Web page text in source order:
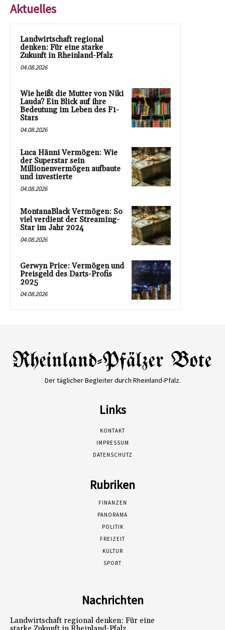
Aktuelles
Landwirtschaft regional
denken: Für eine starke
Zukunft in Rheinland-Pfalz
04.08.2026
Wie heißt die Mutter von Niki
Lauda? Ein Blick auf ihre
Bedeutung im Leben des F1-
Stars
04.08.2026
Luca Hänni Vermögen: Wie
der Superstar sein
Millionenvermögen aufbaute
und investierte
04.08.2026
MontanaBlack Vermögen: So
viel verdient der Streaming-
Star im Jahr 2024
04.08.2026
Gerwyn Price: Vermögen und
Preisgeld des Darts-Profis
2025
04.08.2026
Der täglicher Begleiter durch Rheinland-Pfalz.
Links
KONTAKT
IMPRESSUM
DATENSCHUTZ
Rubriken
FINANZEN
PANORAMA
POLITIK
FREIZEIT
KULTUR
SPORT
Nachrichten
Landwirtschaft regional denken: Für eine